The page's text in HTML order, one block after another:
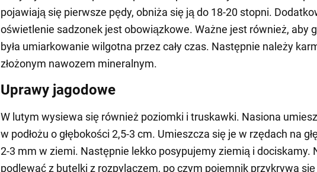
pojawiają się pierwsze pędy, obniża się ją do 18-20 stopni.
oświetlenie sadzonek jest obowiązkowe. Ważne jest również, aby
była umiarkowanie wilgotna przez cały czas. Następnie należy
złożonym nawozem mineralnym.
Uprawy jagodowe
W lutym wysiewa się również poziomki i truskawki. Nasiona
w podłożu o głębokości 2,5-3 cm. Umieszcza się je w rzędach na
2-3 mm w ziemi. Następnie lekko posypujemy ziemią i dociskamy.
podlewać z butelki z rozpylaczem, po czym pojemnik przykrywa się